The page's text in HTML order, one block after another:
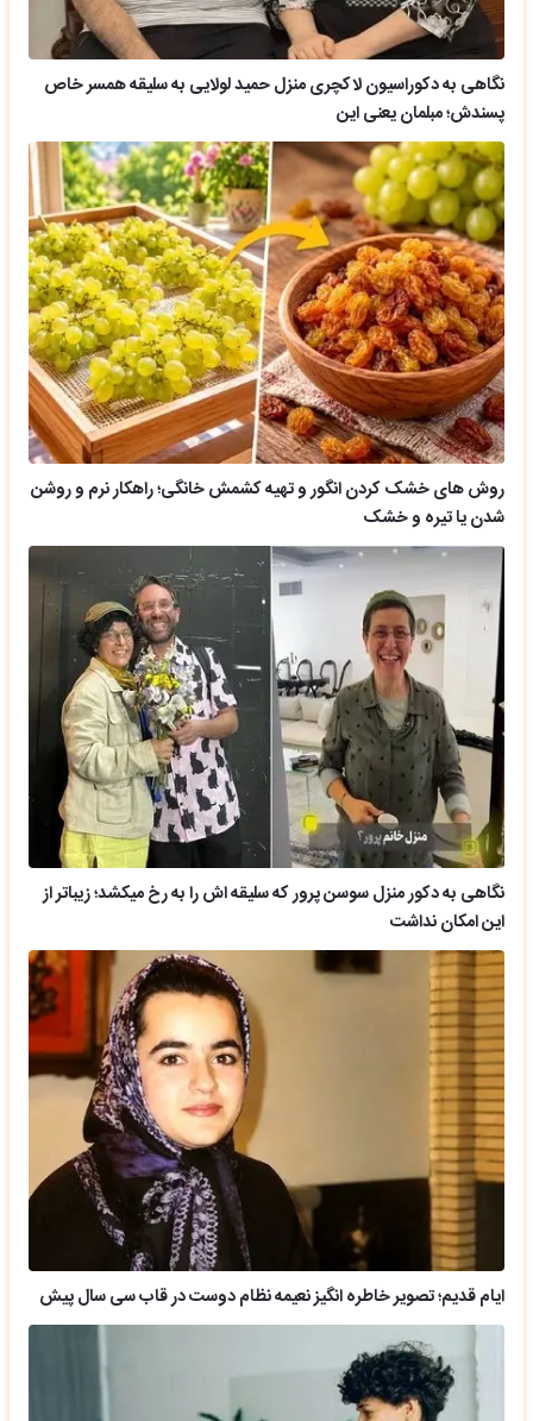
نگاهی به دکوراسیون لاکچری منزل حمید لولایی به سلیقه همسر خاص
پسندش؛ مبلمان یعنی این
روش های خشک کردن انگور و تهیه کشمش خانگی؛ راهکار نرم و روشن
شدن یا تیره و خشک
نگاهی به دکور منزل سوسن پرور که سلیقه اش را به رخ میکشد؛ زیباتر از
این امکان نداشت
ایام قدیم؛ تصویر خاطره انگیز نعیمه نظام دوست در قاب سی سال پیش